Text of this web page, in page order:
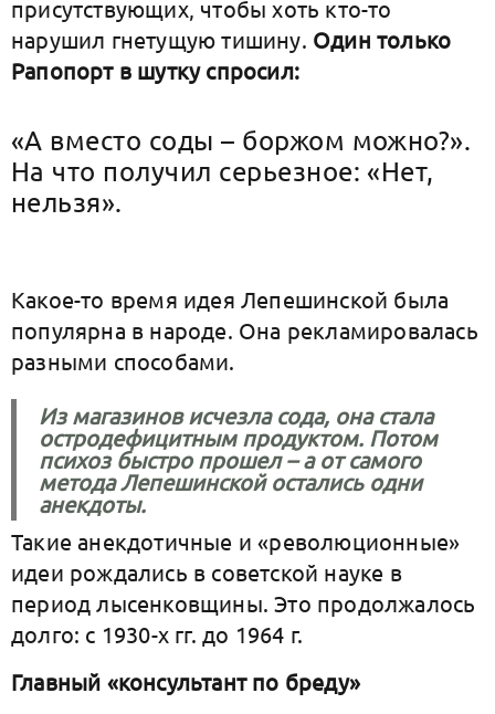
присутствующих, чтобы хоть кто-то
нарушил гнетущую тишину. Один только
Рапопорт в шутку спросил:
«А вместо соды – боржом можно?».
На что получил серьезное: «Нет,
нельзя».
Какое-то время идея Лепешинской была
популярна в народе. Она рекламировалась
разными способами.
Из магазинов исчезла сода, она стала
остродефицитным продуктом. Потом
психоз быстро прошел – а от самого
метода Лепешинской остались одни
анекдоты.
Такие анекдотичные и «революционные»
идеи рождались в советской науке в
период лысенковщины. Это продолжалось
долго: с 1930-х гг. до 1964 г.
Главный «консультант по бреду»